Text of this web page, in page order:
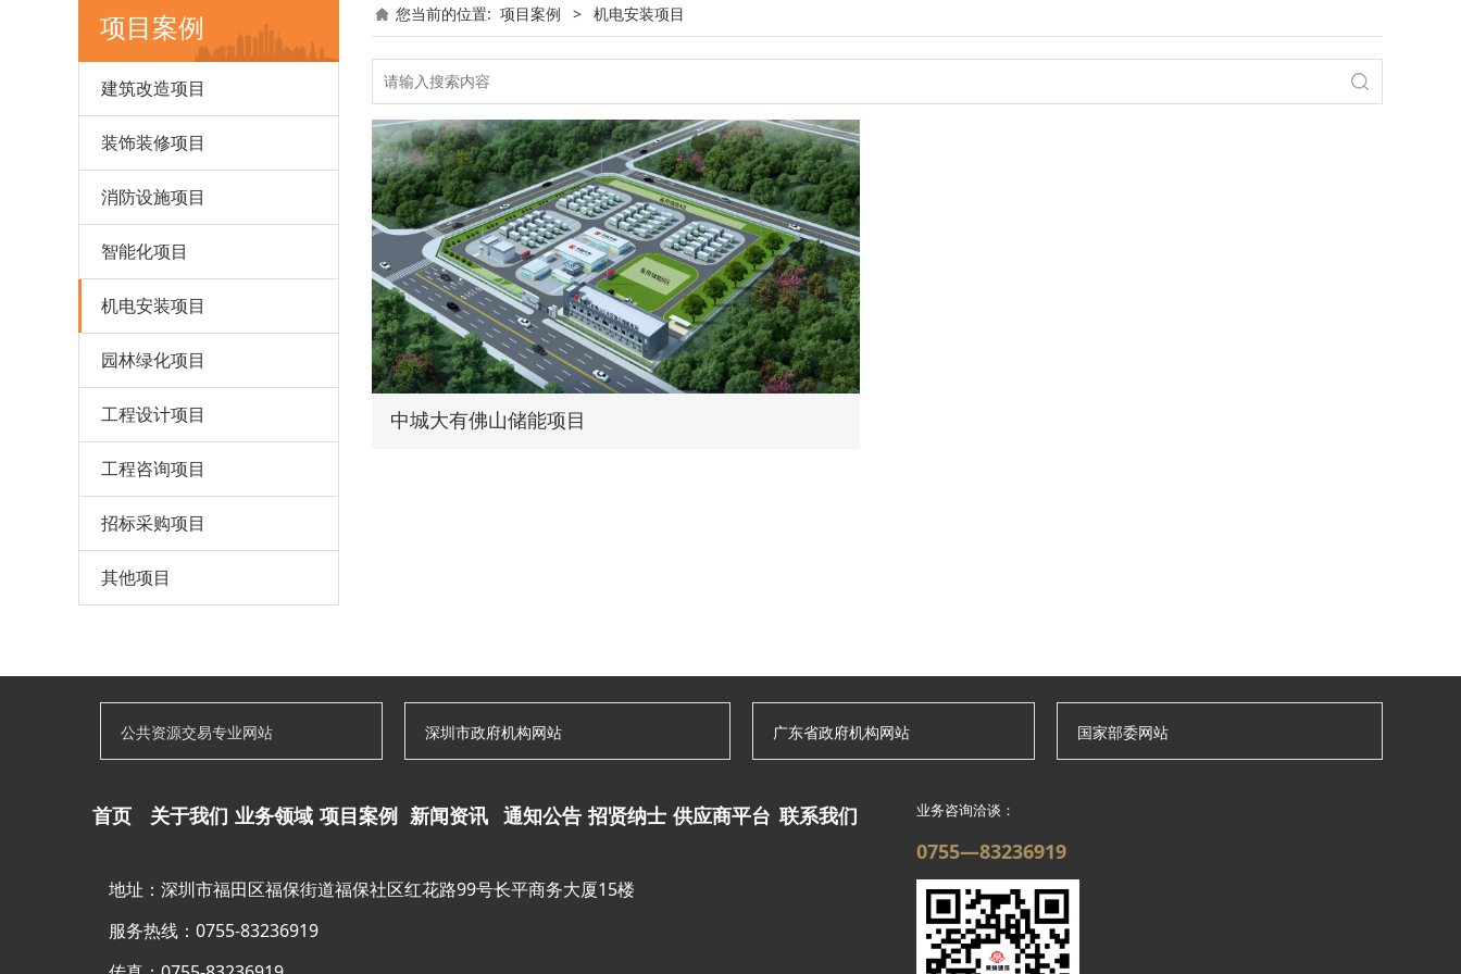
项目案例
建筑改造项目
装饰装修项目
消防设施项目
智能化项目
机电安装项目
园林绿化项目
工程设计项目
工程咨询项目
招标采购项目
其他项目
您当前的位置: 项目案例 > 机电安装项目
中城大有佛山储能项目
公共资源交易专业网站 深圳市政府机构网站 广东省政府机构网站 国家部委网站
首页 关于我们 业务领域 项目案例 新闻资讯 通知公告 招贤纳士 供应商平台 联系我们
地址：深圳市福田区福保街道福保社区红花路99号长平商务大厦15楼
服务热线：0755-83236919
业务咨询洽谈：
0755—83236919